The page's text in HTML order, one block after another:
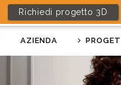
AZIENDA
Richiedi progetto 3D